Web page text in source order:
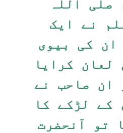
نے ایک
ان کی بیوی
لعان کرایا
ان صاحب نے
کے لڑکے کا
تو آنحضرت